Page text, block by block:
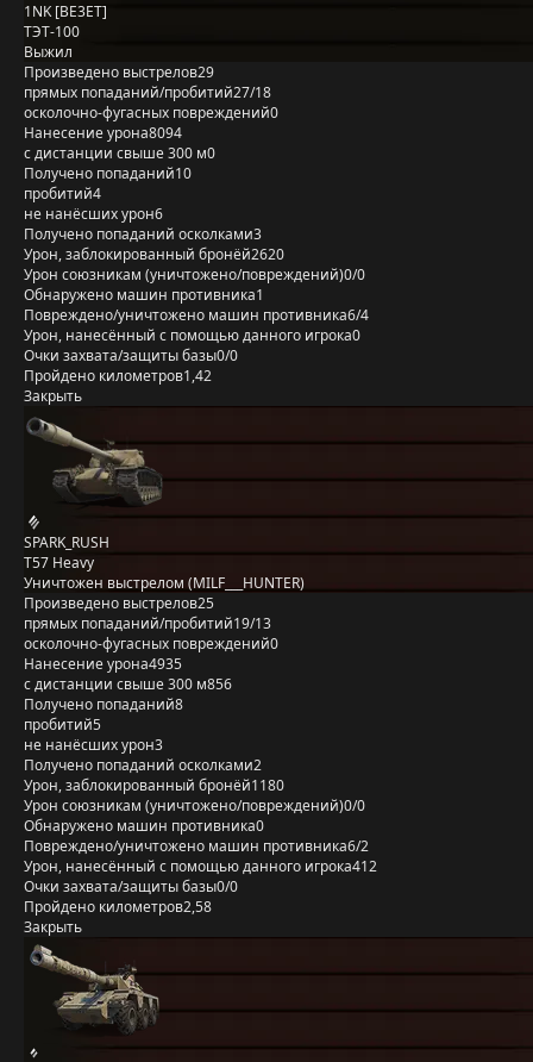
1NK [BE3ET]
ТЭТ-100
Выжил
Произведено выстрелов29
прямых попаданий/пробитий27/18
осколочно-фугасных повреждений0
Нанесение урона8094
с дистанции свыше 300 м0
Получено попаданий10
пробитий4
не нанёсших урон6
Получено попаданий осколками3
Урон, заблокированный бронёй2620
Урон союзникам (уничтожено/повреждений)0/0
Обнаружено машин противника1
Повреждено/уничтожено машин противника6/4
Урон, нанесённый с помощью данного игрока0
Очки захвата/защиты базы0/0
Пройдено километров1,42
Закрыть
SPARK_RUSH
T57 Heavy
Уничтожен выстрелом (MILF___HUNTER)
Произведено выстрелов25
прямых попаданий/пробитий19/13
осколочно-фугасных повреждений0
Нанесение урона4935
с дистанции свыше 300 м856
Получено попаданий8
пробитий5
не нанёсших урон3
Получено попаданий осколками2
Урон, заблокированный бронёй1180
Урон союзникам (уничтожено/повреждений)0/0
Обнаружено машин противника0
Повреждено/уничтожено машин противника6/2
Урон, нанесённый с помощью данного игрока412
Очки захвата/защиты базы0/0
Пройдено километров2,58
Закрыть